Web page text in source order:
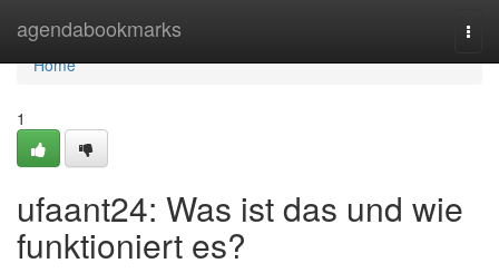
agendabookmarks
Home
Home
1
ufaant24: Was ist das und wie
funktioniert es?